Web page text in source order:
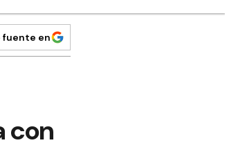
fuente en
con